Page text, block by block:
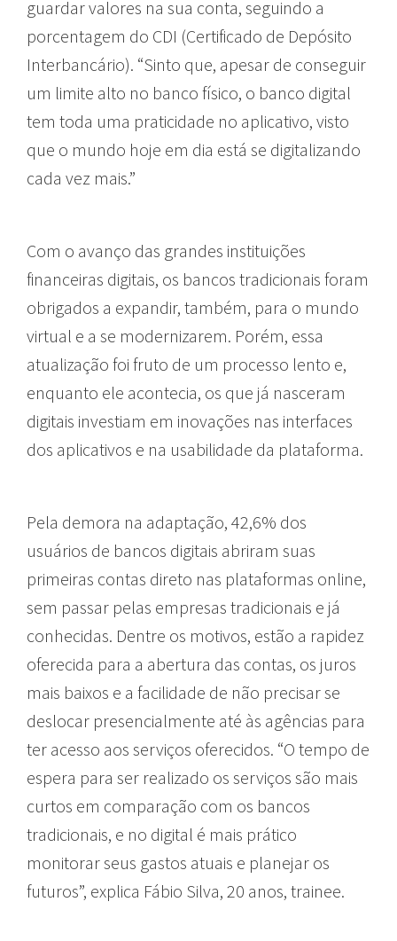
guardar valores na sua conta, seguindo a
porcentagem do CDI (Certificado de Depósito
Interbancário). “Sinto que, apesar de conseguir
um limite alto no banco físico, o banco digital
tem toda uma praticidade no aplicativo, visto
que o mundo hoje em dia está se digitalizando
cada vez mais.”
Com o avanço das grandes instituições
financeiras digitais, os bancos tradicionais foram
obrigados a expandir, também, para o mundo
virtual e a se modernizarem. Porém, essa
atualização foi fruto de um processo lento e,
enquanto ele acontecia, os que já nasceram
digitais investiam em inovações nas interfaces
dos aplicativos e na usabilidade da plataforma.
Pela demora na adaptação, 42,6% dos
usuários de bancos digitais abriram suas
primeiras contas direto nas plataformas online,
sem passar pelas empresas tradicionais e já
conhecidas. Dentre os motivos, estão a rapidez
oferecida para a abertura das contas, os juros
mais baixos e a facilidade de não precisar se
deslocar presencialmente até às agências para
ter acesso aos serviços oferecidos. “O tempo de
espera para ser realizado os serviços são mais
curtos em comparação com os bancos
tradicionais, e no digital é mais prático
monitorar seus gastos atuais e planejar os
futuros”, explica Fábio Silva, 20 anos, trainee.